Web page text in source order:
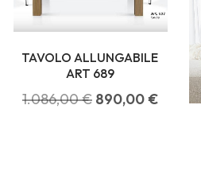
TAVOLO ALLUNGABILE
ART 689
1.086,00€ 890,00€